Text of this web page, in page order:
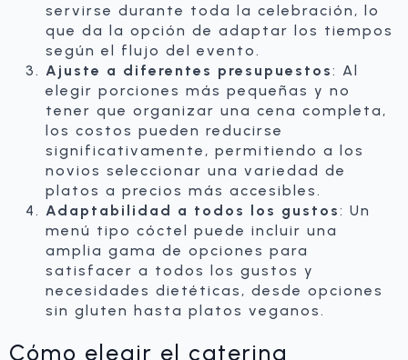
servirse durante toda la celebración, lo
que da la opción de adaptar los tiempos
según el flujo del evento.
Ajuste a diferentes presupuestos: Al
elegir porciones más pequeñas y no
tener que organizar una cena completa,
los costos pueden reducirse
significativamente, permitiendo a los
novios seleccionar una variedad de
platos a precios más accesibles.
Adaptabilidad a todos los gustos: Un
menú tipo cóctel puede incluir una
amplia gama de opciones para
satisfacer a todos los gustos y
necesidades dietéticas, desde opciones
sin gluten hasta platos veganos.
Cómo elegir el catering